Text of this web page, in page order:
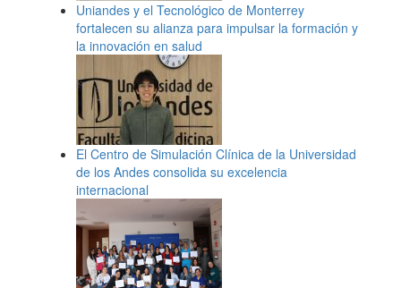
Uniandes y el Tecnológico de Monterrey
fortalecen su alianza para impulsar la formación y
la innovación en salud
El Centro de Simulación Clínica de la Universidad
de los Andes consolida su excelencia
internacional